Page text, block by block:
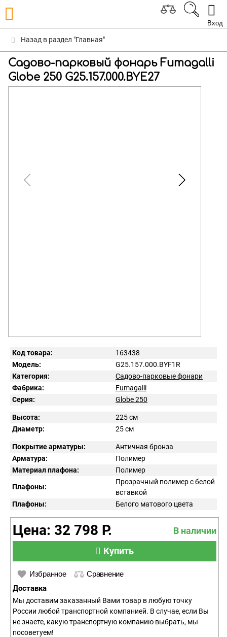
Вход
Назад в раздел "Главная"
Садово-парковый фонарь Fumagalli
Globe 250 G25.157.000.BYE27
Код товара:
163438
Модель:
G25.157.000.BYF1R
Категория:
Садово-парковые фонари
Фабрика:
Fumagalli
Серия:
Globe 250
Высота:
225 см
Диаметр:
25 см
Покрытие арматуры:
Античная бронза
Арматура:
Полимер
Материал плафона:
Полимер
Плафоны:
Прозрачный полимер с белой
вставкой
Плафоны:
Белого матового цвета
Цена: 32 798 Р.
В наличии
Купить
Избранное Сравнение
Доставка
Мы доставим заказанный Вами товар в любую точку
России любой транспортной компанией. В случае, если Вы
не знаете, какую транспортную компанию выбрать, мы
посоветуем!